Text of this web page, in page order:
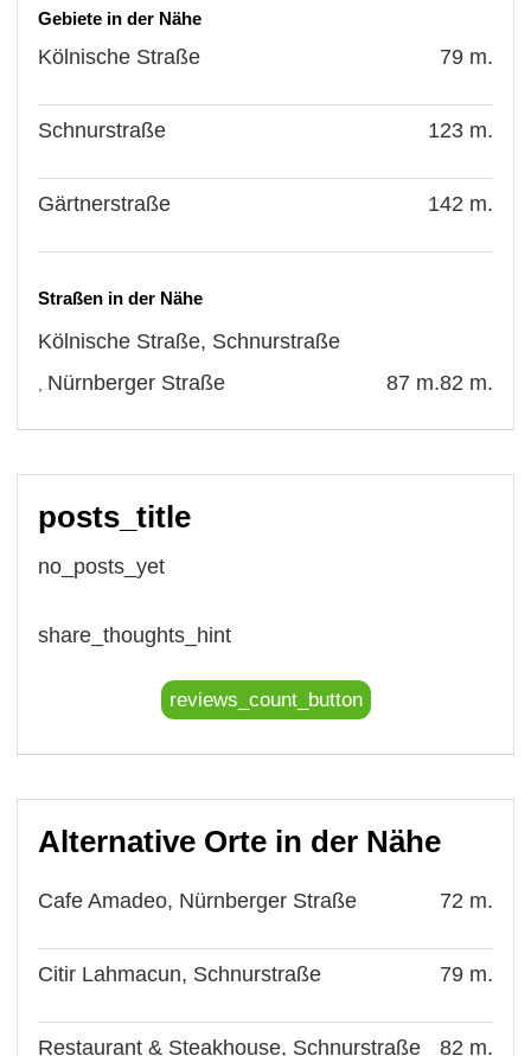
Gebiete in der Nähe
Kölnische Straße 79 m.
Schnurstraße 123 m.
Gärtnerstraße 142 m.
Straßen in der Nähe
Kölnische Straße, Schnurstraße
82 m.
Nürnberger Straße 87 m.
posts_title
no_posts_yet
share_thoughts_hint
reviews_count_button
Alternative Orte in der Nähe
Cafe Amadeo, Nürnberger Straße 72 m.
Citir Lahmacun, Schnurstraße 79 m.
Restaurant & Steakhouse, Schnurstraße 82 m.